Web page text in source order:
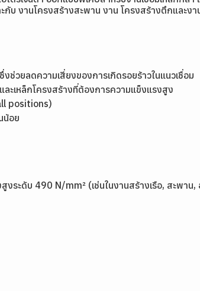
บ งานโครงสร้างสะพาน งาน โครงสร้างตึกและง
ช่วยลดความเสี่ยงของการเกิดรอยร้าวในแนวเชื่อม
ละเหล็กโครงสร้างที่ต้องการความแข็งแรงสูง
positions)
น้อย
ระดับ 490 N/mm² (เช่นในงานสร้างเรือ, สะพาน